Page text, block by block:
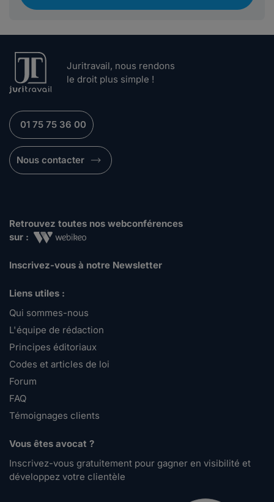
Juritravail, nous rendons
le droit plus simple !
01 75 75 36 00
Nous contacter
Retrouvez toutes nos webconférences
sur :
Inscrivez-vous à notre Newsletter
Liens utiles :
Qui sommes-nous
L'équipe de rédaction
Principes éditoriaux
Codes et articles de loi
Forum
FAQ
Témoignages clients
Vous êtes avocat ?
Inscrivez-vous gratuitement pour gagner en visibilité et
développez votre clientèle